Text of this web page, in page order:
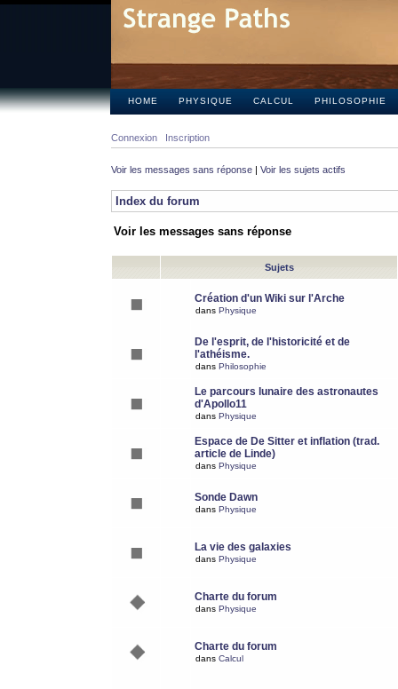
HOME PHYSIQUE CALCUL PHILOSOPHIE
Connexion Inscription
Voir les messages sans réponse | Voir les sujets actifs
Index du forum
Voir les messages sans réponse
Sujets
Création d'un Wiki sur l'Arche
dans Physique
De l'esprit, de l'historicité et de
l'athéisme.
dans Philosophie
Le parcours lunaire des astronautes
d'Apollo11
dans Physique
Espace de De Sitter et inflation (trad.
article de Linde)
dans Physique
Sonde Dawn
dans Physique
La vie des galaxies
dans Physique
Charte du forum
dans Physique
Charte du forum
dans Calcul